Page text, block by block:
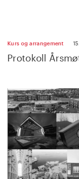
Kurs og arrangement
Protokoll